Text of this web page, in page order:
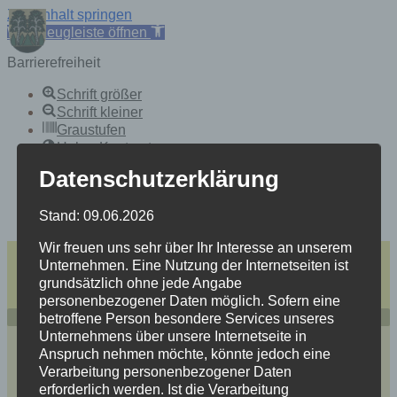
Zum Inhalt springen
Werkzeugleiste öffnen
Barrierefreiheit
Schrift größer
Schrift kleiner
Graustufen
Hoher Kontrast
Links Underline
Zurücksetzen
content
einfache Sprache
Heidersdorf
Mitten im Spielzeugland Erzgebirge
Datenschutzerklärung
Stand: 09.06.2026
Wir freuen uns sehr über Ihr Interesse an unserem
Unternehmen. Eine Nutzung der Internetseiten ist
grundsätzlich ohne jede Angabe
personenbezogener Daten möglich. Sofern eine
betroffene Person besondere Services unseres
Unternehmens über unsere Internetseite in
Anspruch nehmen möchte, könnte jedoch eine
Verarbeitung personenbezogener Daten
erforderlich werden. Ist die Verarbeitung